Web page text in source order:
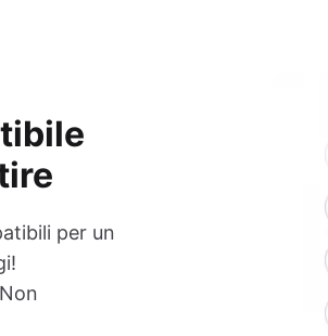
per un